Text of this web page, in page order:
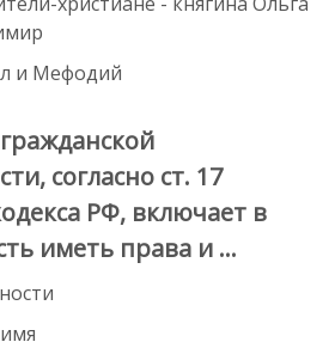
и Мефодий
согласно ст. 17
РФ, включает в
иметь права и …